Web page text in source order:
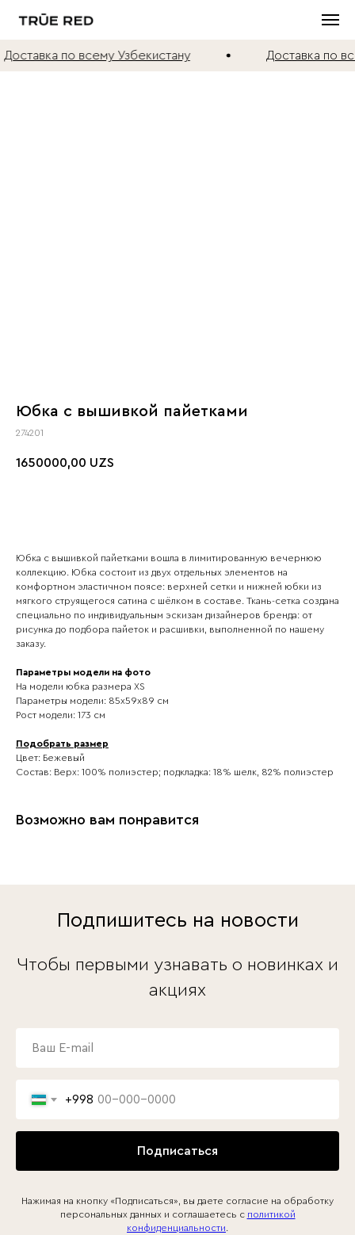
по всему Узбекистану Доставка по
Юбка с вышивкой пайетками
274201
1650000,00 UZS
Юбка с вышивкой пайетками вошла в лимитированную вечернюю
коллекцию. Юбка состоит из двух отдельных элементов на
комфортном эластичном поясе: верхней сетки и нижней юбки из
мягкого струящегося сатина с шёлком в составе. Ткань-сетка создана
специально по индивидуальным эскизам дизайнеров бренда: от
рисунка до подбора пайеток и расшивки, выполненной по нашему
заказу.
Параметры модели на фото
На модели юбка размера ХS
Параметры модели: 85х59х89 см
Рост модели: 173 см
Подобрать размер
Цвет: Бежевый
Состав: Верх: 100% полиэстер; подкладка: 18% шелк, 82% полиэстер
Возможно вам понравится
Подпишитесь на новости
Чтобы первыми узнавать о новинках и
акциях
+998
Подписаться
Нажимая на кнопку «Подписаться», вы даете согласие на обработку
персональных данных и соглашаетесь c политикой
конфиденциальности